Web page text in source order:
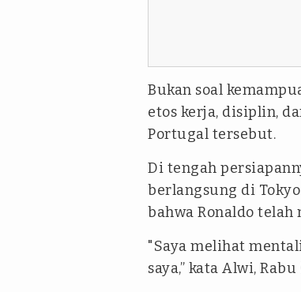
Bukan soal
etos kerja, disiplin,
Portugal tersebut.
Di tengah
berlangsung di
bahwa Ronaldo
"Saya melihat
saya,” kata Alwi,